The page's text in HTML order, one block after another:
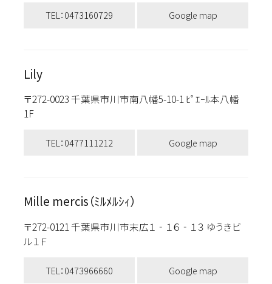
TEL：0473160729 Google map
Lily
〒272-0023 千葉県市川市南八幡5-10-1 ﾋﾟｴｰﾙ本八幡
1F
TEL：0477111212 Google map
Mille mercis（ﾐﾙﾒﾙｼｨ）
〒272-0121 千葉県市川市末広１‐１６‐１３ ゆうきビ
ル１Ｆ
TEL：0473966660 Google map